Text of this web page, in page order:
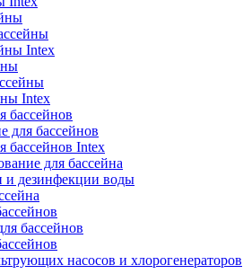
Intex
Intex
бассейнов
для бассейнов
бассейнов Intex
для бассейна
и дезинфекции воды
бассейнов
насосов и хлорогенераторов